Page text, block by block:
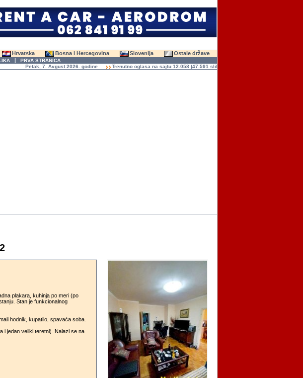
Hrvatska Bosna i Hercegovina Slovenija Ostale države
| PRVA STRANICA
Petak, 7. Avgust 2026. godine
Trenutno oglasa na sajtu 12.058 (47.591 slika)
plakara, kuhinja po meri (po
Stan je funkcionalnog
hodnik, kupatilo, spavaća soba.
i jedan veliki teretni). Nalazi se na